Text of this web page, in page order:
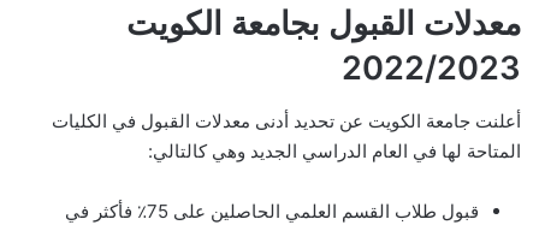
معدلات القبول بجامعة الكويت
2022/2023
أعلنت جامعة الكويت عن تحديد أدنى معدلات القبول في الكليات
المتاحة لها في العام الدراسي الجديد وهي كالتالي:
قبول طلاب القسم العلمي الحاصلين على 75٪ فأكثر في